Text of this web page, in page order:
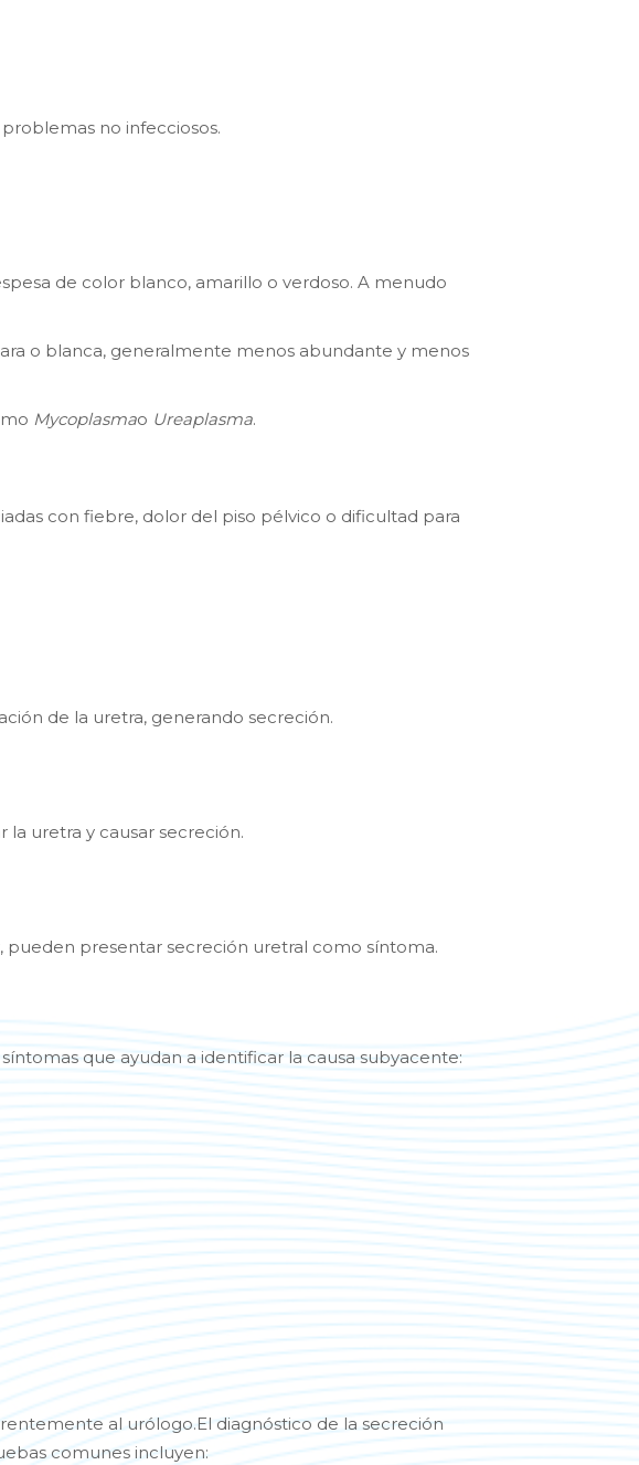
no infecciosos.
de color blanco, amarillo o verdoso. A menudo
o blanca, generalmente menos abundante y menos
Mycoplasmao Ureaplasma.
con fiebre, dolor del piso pélvico o dificultad para
de la uretra, generando secreción.
uretra y causar secreción.
presentar secreción uretral como síntoma.
que ayudan a identificar la causa subyacente:
al urólogo.El diagnóstico de la secreción
comunes incluyen: